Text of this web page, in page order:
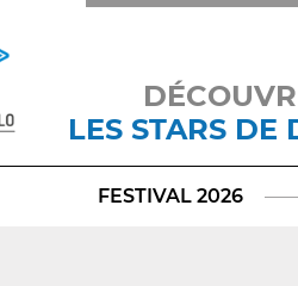
LES STARS DE
FESTIVAL 2026